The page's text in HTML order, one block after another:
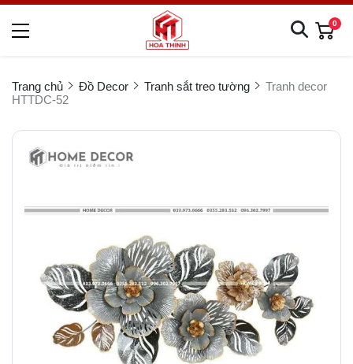
0
Trang chủ Đồ Decor Tranh sắt treo tường
Tranh decor
HTTDC-52